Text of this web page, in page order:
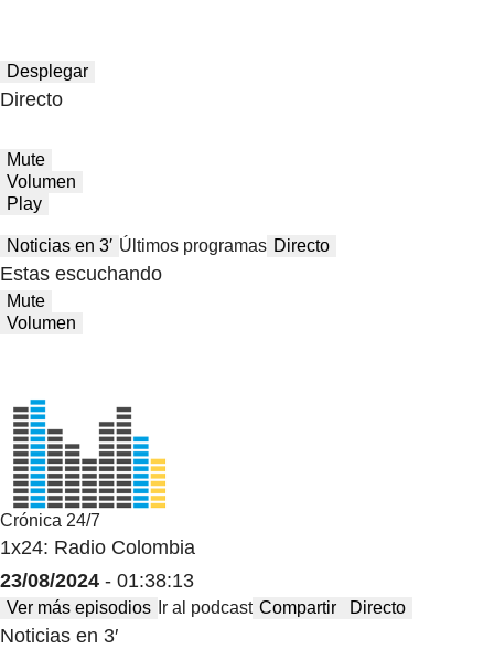
Desplegar
Directo
Mute
Volumen
Play
Noticias en 3′ Últimos programas Directo
Estas escuchando
Mute
Volumen
Crónica 24/7
1x24: Radio Colombia
23/08/2024 - 01:38:13
Ver más episodios Ir al podcast Compartir Directo
Noticias en 3′